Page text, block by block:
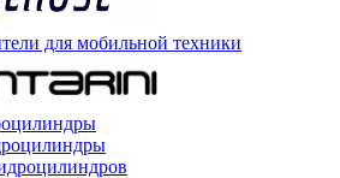
для мобильной техники